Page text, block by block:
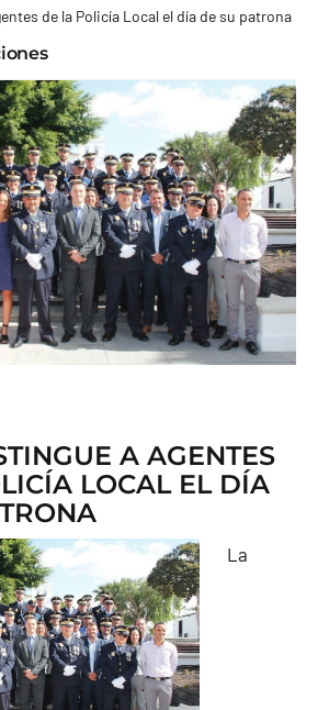
de la Policía Local el día de su patrona
A AGENTES
LOCAL EL DÍA
La